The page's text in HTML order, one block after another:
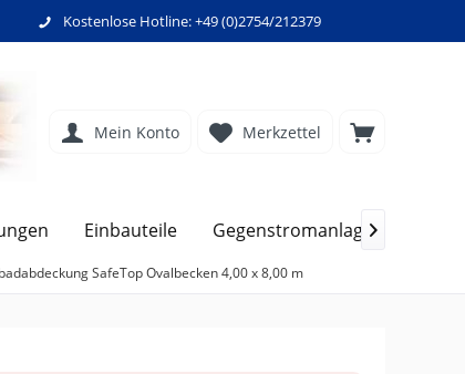
Kostenlose Hotline: +49 (0)2754/212379
Merkzettel
Mein Konto
Einbauteile Gegenstromanlagen

SafeTop Ovalbecken 4,00 x 8,00 m